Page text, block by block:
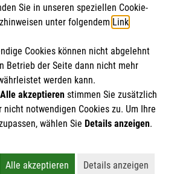
Hilfsdienst e.V.
0101 0001 2706 88
e.V. ist als eingetragene
von der Körperschaft- und
Sie in unseren speziellen Cookie-
unter folgendem Link.
Cookies können nicht abgelehnt
Betrieb der Seite dann nicht mehr
werden kann.
Alle akzeptierenstimmen Sie zusätzlich
nicht notwendigen Cookies zu. Um Ihre
wählen Sie Details anzeigen.
Alle akzeptieren
Details anzeigen